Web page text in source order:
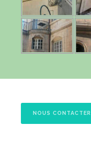
NOUS CONTACTER